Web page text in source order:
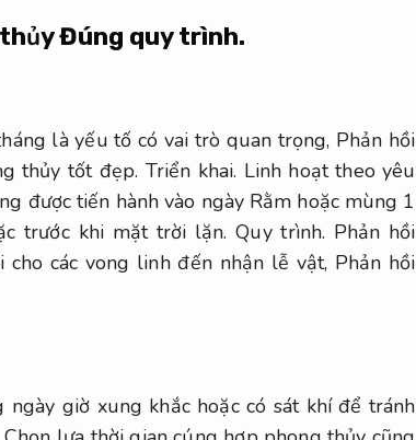
Đúng quy trình.
là yếu tố có vai trò quan trọng, Phản hồi
thủy tốt đẹp. Triển khai. Linh hoạt theo yêu
được tiến hành vào ngày Rằm hoặc mùng 1
trước khi mặt trời lặn.Quy trình. Phản hồi
các vong linh đến nhận lễ vật, Phản hồi
giờ xung khắc hoặc có sát khí để tránh